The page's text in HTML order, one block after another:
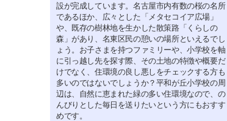
設が完成しています。名古屋市内有数の桜の名所
であるほか、広々とした「メタセコイア広場」
や、既存の樹林地を生かした散策路「くらしの
森」があり、名東区民の憩いの場所といえるでし
ょう。お子さまを持つファミリーや、小学校を軸
に引っ越し先を探す際、その土地の特徴や概要だ
けでなく、住環境の良し悪しをチェックする方も
多いのではないでしょうか？平和が丘小学校の周
辺は、自然に恵まれた緑の多い住環境なので、の
んびりとした毎日を送りたいという方にもおすす
めです。